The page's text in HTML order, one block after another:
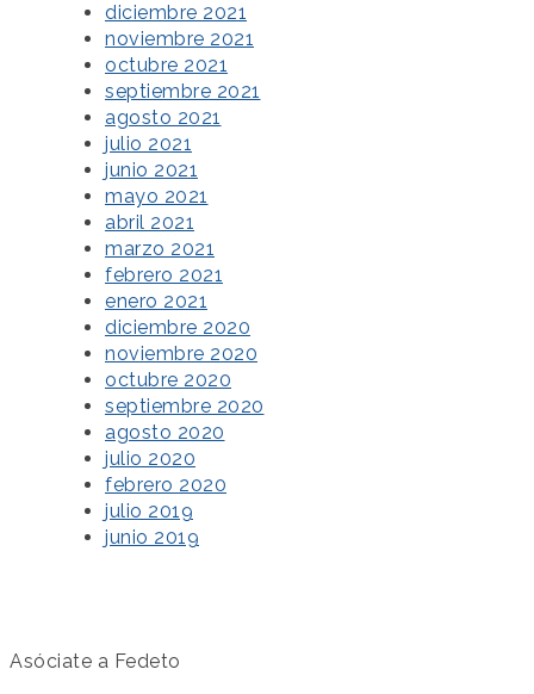
diciembre 2021
noviembre 2021
octubre 2021
septiembre 2021
agosto 2021
julio 2021
junio 2021
mayo 2021
abril 2021
marzo 2021
febrero 2021
enero 2021
diciembre 2020
noviembre 2020
octubre 2020
septiembre 2020
agosto 2020
julio 2020
febrero 2020
julio 2019
junio 2019
Asóciate a Fedeto